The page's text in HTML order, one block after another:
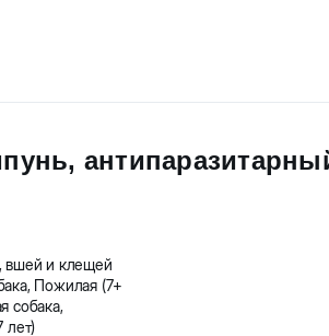
вшей и клещей
Пожилая (7+
собака,
лет)